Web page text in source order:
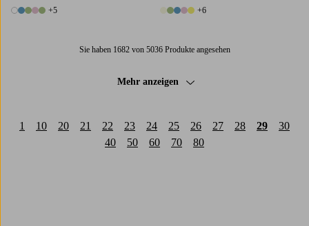
10 Farben
+5
11 Farben
+6
Sie haben 1682 von 5036 Produkte angesehen
Mehr anzeigen
1 10 20 21 22 23 24 25 26 27 28 29
30
40
50 60 70 80